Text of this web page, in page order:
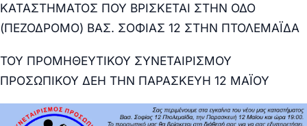
ΚΑΤΑΣΤΗΜΑΤΟΣ ΠΟΥ ΒΡΙΣΚΕΤΑΙ ΣΤΗΝ ΟΔΟ
(ΠΕΖΟΔΡΟΜΟ) ΒΑΣ. ΣΟΦΙΑΣ 12 ΣΤΗΝ ΠΤΟΛΕΜΑΪΔΑ
ΤΟΥ ΠΡΟΜΗΘΕΥΤΙΚΟΥ ΣΥΝΕΤΑΙΡΙΣΜΟΥ
ΠΡΟΣΩΠΙΚΟΥ ΔΕΗ ΤΗΝ ΠΑΡΑΣΚΕΥΗ 12 ΜΑΪΟΥ